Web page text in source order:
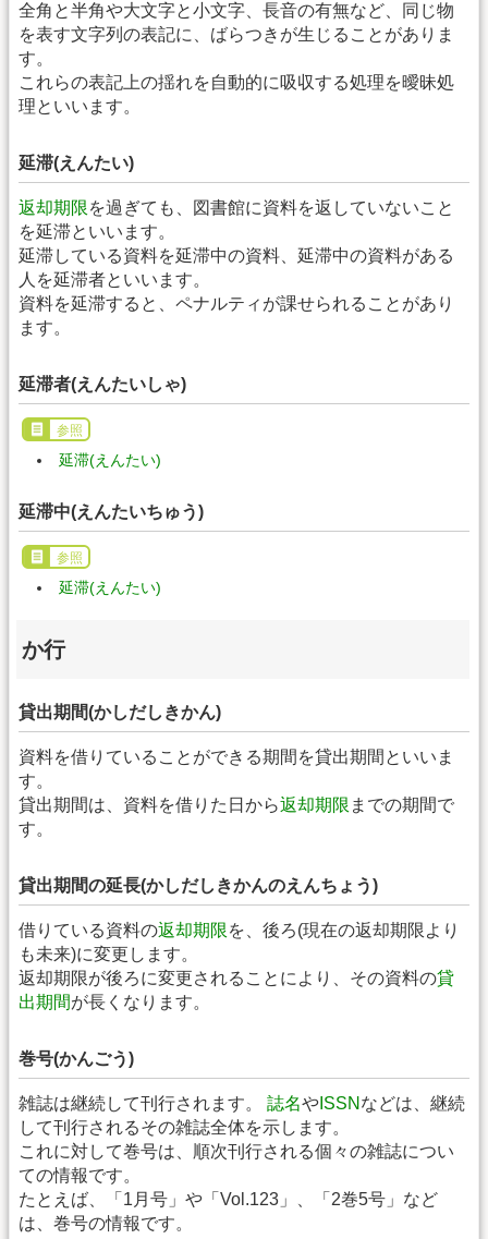
全角と半角や大文字と小文字、長音の有無など、同じ物
を表す文字列の表記に、ばらつきが生じることがありま
す。
これらの表記上の揺れを自動的に吸収する処理を曖昧処
理といいます。
延滞(えんたい)
返却期限を過ぎても、図書館に資料を返していないこと
を延滞といいます。
延滞している資料を延滞中の資料、延滞中の資料がある
人を延滞者といいます。
資料を延滞すると、ペナルティが課せられることがあり
ます。
延滞者(えんたいしゃ)
参照
延滞(えんたい)
延滞中(えんたいちゅう)
参照
延滞(えんたい)
か行
貸出期間(かしだしきかん)
資料を借りていることができる期間を貸出期間といいま
す。
貸出期間は、資料を借りた日から返却期限 までの期間で
す。
貸出期間の延長(かしだしきかんのえんちょう)
借りている資料の返却期限を、後ろ(現在の返却期限より
も未来)に変更します。
返却期限が後ろに変更されることにより、その資料の貸
出期間が長くなります。
巻号(かんごう)
雑誌は継続して刊行されます。 誌名や ISSN などは、継続
して刊行されるその雑誌全体を示します。
これに対して巻号は、順次刊行される個々の雑誌につい
ての情報です。
たとえば、「1月号」や「Vol.123」、「2巻5号」など
は、巻号の情報です。